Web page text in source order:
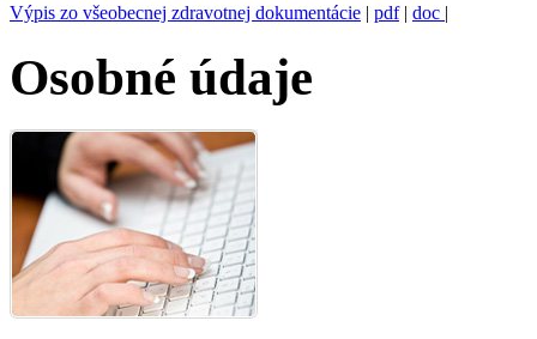
Výpis zo všeobecnej zdravotnej dokumentácie | pdf| doc |
Osobné údaje